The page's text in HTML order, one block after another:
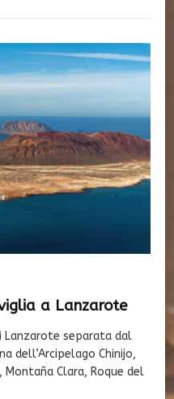
a Lanzarote
Lanzarote separata dal
dell’Arcipelago Chinijo,
Clara, Roque del